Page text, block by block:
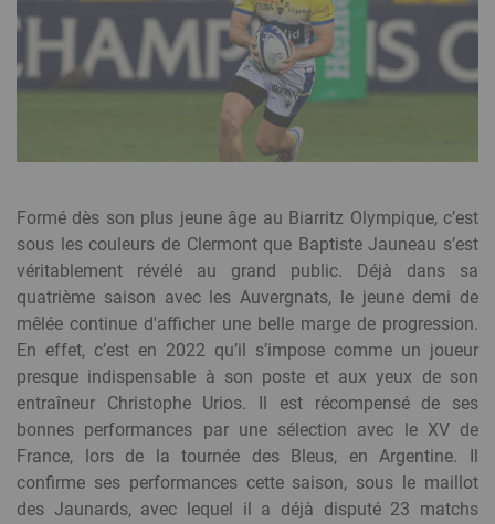
Formé dès son plus jeune âge au Biarritz Olympique, c’est
sous les couleurs de Clermont que Baptiste Jauneau s’est
véritablement révélé au grand public. Déjà dans sa
quatrième saison avec les Auvergnats, le jeune demi de
mêlée continue d'afficher une belle marge de progression.
En effet, c’est en 2022 qu’il s’impose comme un joueur
presque indispensable à son poste et aux yeux de son
entraîneur Christophe Urios. Il est récompensé de ses
bonnes performances par une sélection avec le XV de
France, lors de la tournée des Bleus, en Argentine. Il
confirme ses performances cette saison, sous le maillot
des Jaunards, avec lequel il a déjà disputé 23 matchs